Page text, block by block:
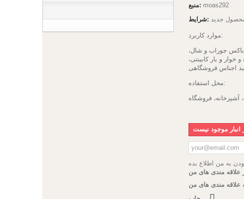
منبع: moas292
شرایط: جدید
موارد کاربرد:
جوراب و شال،
خوار و بار کابینتی،
اجناس فروشگاهی
محل استفاده:
آشپزخانه، فروشگاه
انبار موجود نیست
به من اطلاع بده
مندی های من
علاقه مندی های من